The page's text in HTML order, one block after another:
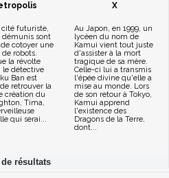
cité futuriste,
démunis sont
cotoyer une
robots.
la révolte
le détective
Ban est
retrouver la
création du
Tima,
qui serai...
X
Au Japon, en 1999, un
lycéen du nom de
Kamui vient tout juste
d'assister à la mort
tragique de sa mère.
Celle-ci lui a transmis
l'épée divine qu'elle a
mise au monde. Lors
de son retour à Tokyo,
Kamui apprend
l'existence des
Dragons de la Terre,
dont...